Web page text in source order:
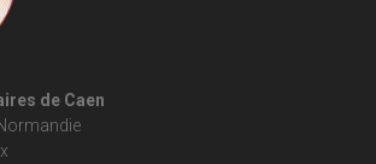
de Caen